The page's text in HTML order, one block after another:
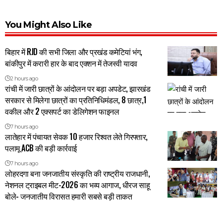
You Might Also Like
बिहार में RJD की सभी जिला और प्रखंड कमेटियां भंग,
बांकीपुर में करारी हार के बाद एक्शन में तेजस्वी यादव
2 hours ago
रांची में जारी छात्रों के आंदोलन पर बड़ा अपडेट, झारखंड
सरकार से मिलेगा छात्रों का प्रतिनिधिमंडल, 8 छात्र,1
वकील और 2 एक्सपर्ट का डेलिगेशन फाइनल
7 hours ago
लातेहार में पंचायत सेवक 10 हजार रिश्वत लेते गिरफ्तार,
पलामू ACB की बड़ी कार्रवाई
7 hours ago
लोहरदगा बना जनजातीय संस्कृति की राष्ट्रीय राजधानी,
नेशनल ट्राइबल मीट-2026 का भव्य आगाज, धीरज साहू
बोले- जनजातीय विरासत हमारी सबसे बड़ी ताकत